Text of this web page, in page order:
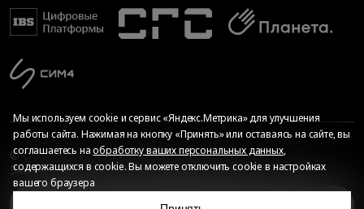
© Общество с ограниченной ответственностью «ИБС
Экспертиза», 2026. Все права защищены
Сопровождение сайта
Мы используем cookie и сервис «Яндекс.Метрика» для улучшения
работы сайта. Нажимая на кнопку «Принять» или оставаясь на сайте, вы
соглашаетесь наобработку ваших персональных данных,
содержащихся в cookie. Вы можете отключить cookie в настройках
вашего браузера